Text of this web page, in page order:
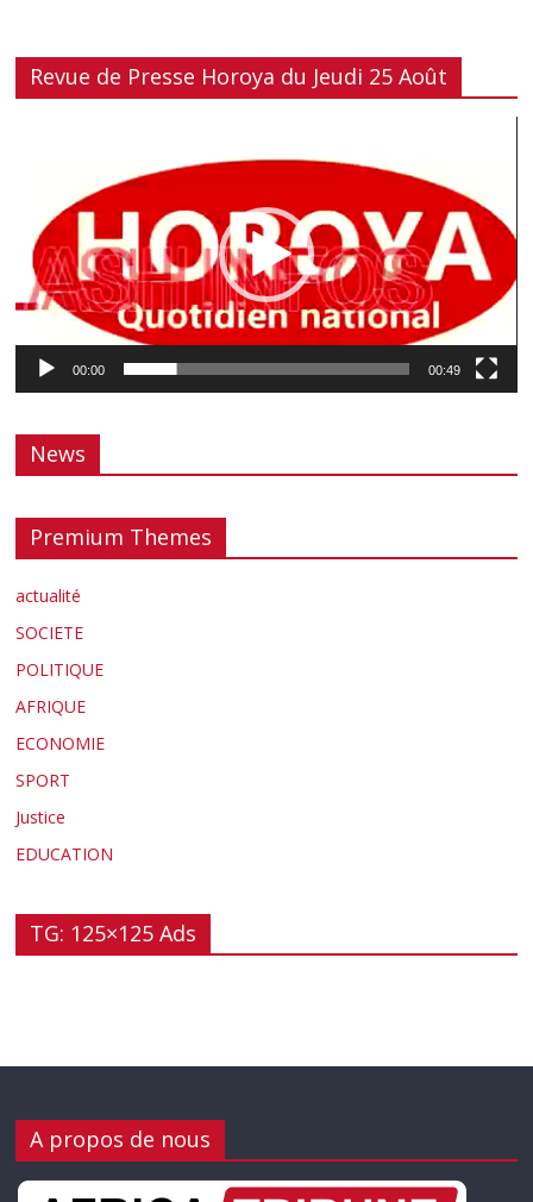
Revue de Presse Horoya du Jeudi 25 Août
00:00 00:49
News
Premium Themes
actualité
SOCIETE
POLITIQUE
AFRIQUE
ECONOMIE
SPORT
Justice
EDUCATION
TG: 125×125 Ads
A propos de nous